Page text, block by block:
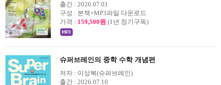
출간 : 2026.07.01
구성 : 본책+MP3파일 다운로드
가격 : 159,500원 (1년 정기구독)
슈퍼브레인의 중학 수학 개념편
저자 : 이상복(슈퍼브레인)
출간 : 2026.07.10